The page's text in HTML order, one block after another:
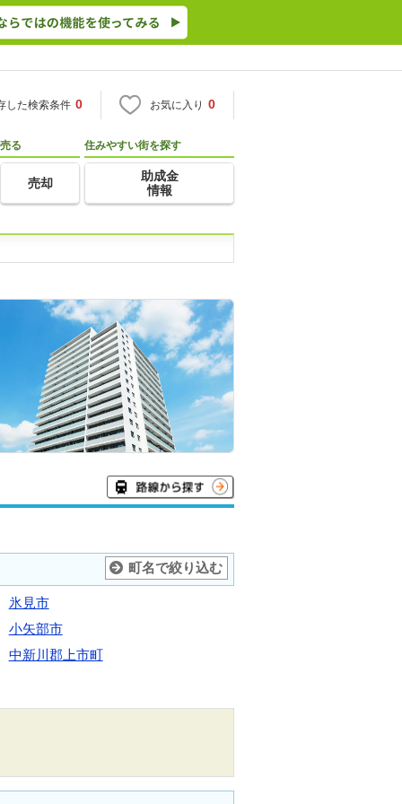
した検索条件 0 お気に入り 0
売る
売却
住みやすい街を探す
助成金
情報
町名で絞り込む
氷見市
小矢部市
中新川郡上市町